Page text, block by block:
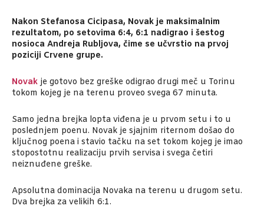
Nakon Stefanosa Cicipasa, Novak je maksimalnim
rezultatom, po setovima 6:4, 6:1 nadigrao i šestog
nosioca Andreja Rubljova, čime se učvrstio na prvoj
poziciji Crvene grupe.
Novak je gotovo bez greške odigrao drugi meč u Torinu
tokom kojeg je na terenu proveo svega 67 minuta.
Samo jedna brejka lopta viđena je u prvom setu i to u
poslednjem poenu. Novak je sjajnim riternom došao do
ključnog poena i stavio tačku na set tokom kojeg je imao
stopostotnu realizaciju prvih servisa i svega četiri
neiznuđene greške.
Apsolutna dominacija Novaka na terenu u drugom setu.
Dva brejka za velikih 6:1.